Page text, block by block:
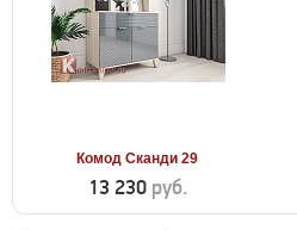
Комод Сканди 29
13 230 руб.